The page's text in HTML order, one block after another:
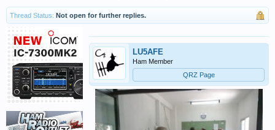
Thread Status: Not open for further replies.
LU5AFE
Ham Member
QRZ Page